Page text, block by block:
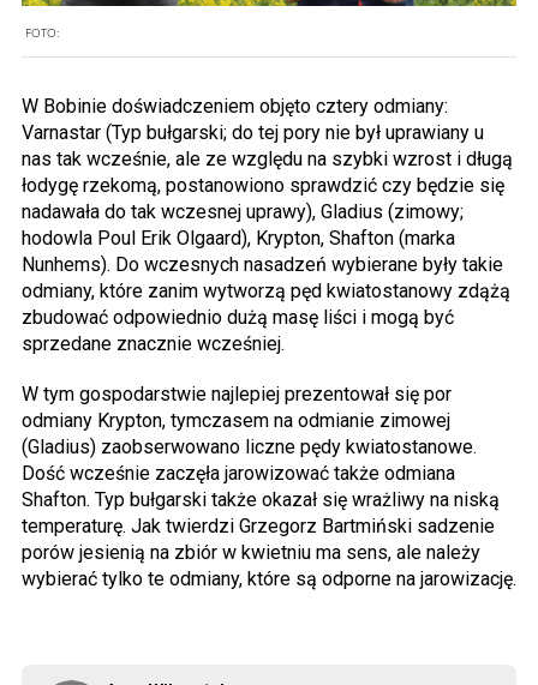
FOTO:
W Bobinie doświadczeniem objęto cztery odmiany:
Varnastar (Typ bułgarski; do tej pory nie był uprawiany u
nas tak wcześnie, ale ze względu na szybki wzrost i długą
łodygę rzekomą, postanowiono sprawdzić czy będzie się
nadawała do tak wczesnej uprawy), Gladius (zimowy;
hodowla Poul Erik Olgaard), Krypton, Shafton (marka
Nunhems). Do wczesnych nasadzeń wybierane były takie
odmiany, które zanim wytworzą pęd kwiatostanowy zdążą
zbudować odpowiednio dużą masę liści i mogą być
sprzedane znacznie wcześniej.
W tym gospodarstwie najlepiej prezentował się por
odmiany Krypton, tymczasem na odmianie zimowej
(Gladius) zaobserwowano liczne pędy kwiatostanowe.
Dość wcześnie zaczęła jarowizować także odmiana
Shafton. Typ bułgarski także okazał się wrażliwy na niską
temperaturę. Jak twierdzi Grzegorz Bartmiński sadzenie
porów jesienią na zbiór w kwietniu ma sens, ale należy
wybierać tylko te odmiany, które są odporne na jarowizację.